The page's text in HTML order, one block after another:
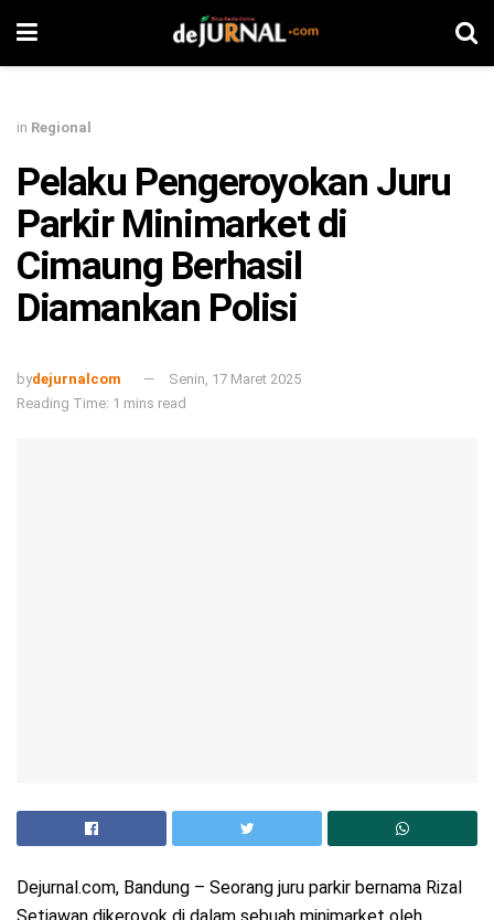
in Regional
Pelaku Pengeroyokan Juru
Parkir Minimarket di
Cimaung Berhasil
Diamankan Polisi
bydejurnalcom
Senin, 17 Maret 2025
Reading Time: 1 mins read
Dejurnal.com, Bandung – Seorang juru parkir bernama Rizal